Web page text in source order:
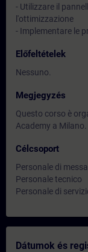
- Utilizzare il
l'ottimizzazione
- Implementare le
Előfeltételek
Nessuno.
Megjegyzés
Questo corso è
Academy a Milano.
Célcsoport
Personale di
Personale tecnico
Personale di
Dátumok és